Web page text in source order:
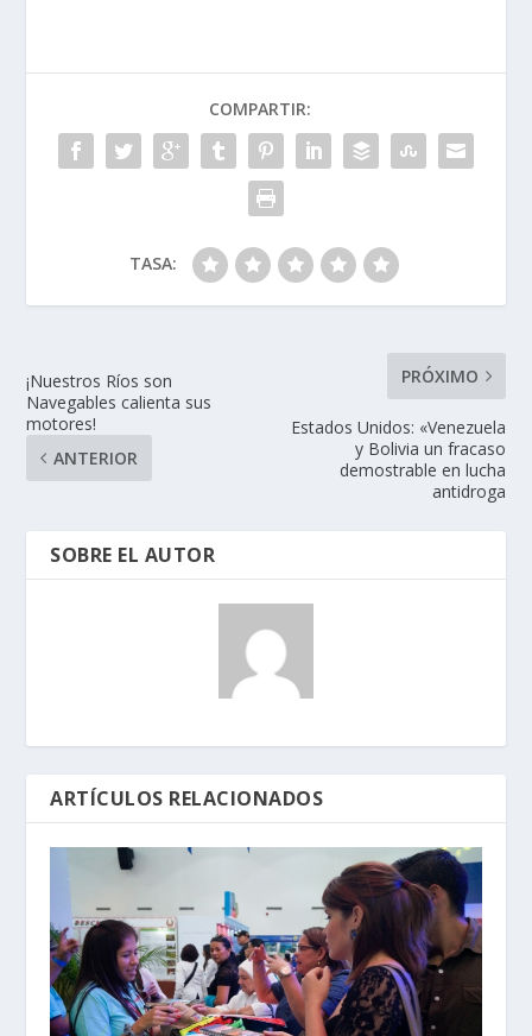
COMPARTIR:
TASA:
¡Nuestros Ríos son
Navegables calienta sus
motores!
ANTERIOR
PRÓXIMO
Estados Unidos: «Venezuela
y Bolivia un fracaso
demostrable en lucha
antidroga
SOBRE EL AUTOR
ARTÍCULOS RELACIONADOS